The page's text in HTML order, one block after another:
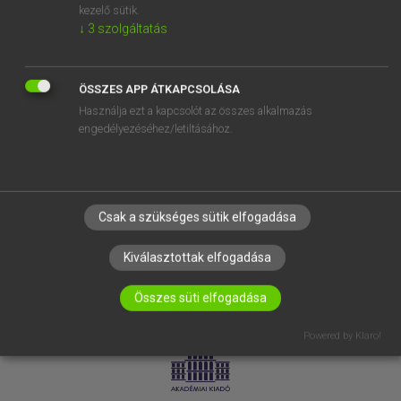
RÓLUNK
ELÉRHETŐSÉG
SÜTI BEÁLLÍTÁSOK
LICENCSZERZŐDÉS ADATVÉDELEM
kezelő sütik.
↓ 3 szolgáltatás
ÖSSZES APP ÁTKAPCSOLÁSA
Használja ezt a kapcsolót az összes alkalmazás
engedélyezéséhez/letiltásához.
Csak a szükséges sütik elfogadása
Kiválasztottak elfogadása
Összes süti elfogadása
Powered by Klaro!